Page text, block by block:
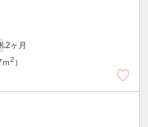
2ヶ月
2 ）